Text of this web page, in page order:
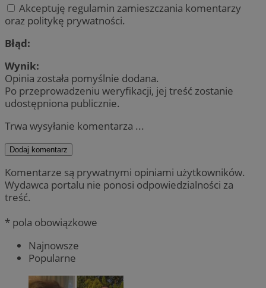
Akceptuję regulamin zamieszczania komentarzy
oraz politykę prywatności.
Błąd:
Wynik:
Opinia została pomyślnie dodana.
Po przeprowadzeniu weryfikacji, jej treść zostanie
udostępniona publicznie.
Trwa wysyłanie komentarza ...
Dodaj komentarz
Komentarze są prywatnymi opiniami użytkowników.
Wydawca portalu nie ponosi odpowiedzialności za
treść.
* pola obowiązkowe
Najnowsze
Popularne